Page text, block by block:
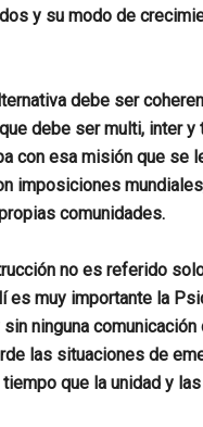
y su modo de
debe ser
debe ser multi, inter
con esa misión que se
imposiciones
comunidades.
no es referido
es muy importante la
ninguna
las situaciones de
que la unidad y